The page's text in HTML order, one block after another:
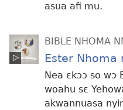
asua afi mu.
BIBLE NHOMA
Ester Nhoma
Nea ɛkɔɔ so wɔ
woahu sɛ
akwannuasa